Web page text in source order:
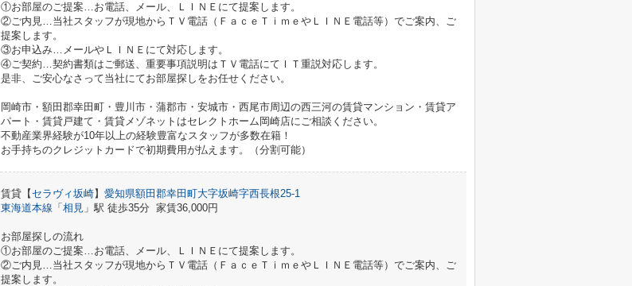
①お部屋のご提案…お電話、メール、ＬＩＮＥにて提案します。
②ご内見…当社スタッフが現地からＴＶ電話（ＦａｃｅＴｉｍｅやＬＩＮＥ電話等）でご案内、ご
提案します。
③お申込み…メールやＬＩＮＥにて対応します。
④ご契約…契約書類はご郵送、重要事項説明はＴＶ電話にてＩＴ重説対応します。
是非、ご安心なさって当社にてお部屋探しをお任せください。
岡崎市・額田郡幸田町・豊川市・蒲郡市・安城市・西尾市周辺の西三河の賃貸マンション・賃貸ア
パート・賃貸戸建て・賃貸メゾネットはセレクトホーム岡崎店にご相談ください。
不動産業界経験が10年以上の経験豊富なスタッフが多数在籍！
お手持ちのクレジットカードで初期費用が払えます。（分割可能）
賃貸【 セラヴィ坂崎】 愛知県額田郡幸田町大字坂崎字西長根25-1
東海道本線 「 相見 」駅 徒歩35分 家賃36,000円
お部屋探しの流れ
①お部屋のご提案…お電話、メール、ＬＩＮＥにて提案します。
②ご内見…当社スタッフが現地からＴＶ電話（ＦａｃｅＴｉｍｅやＬＩＮＥ電話等）でご案内、ご
提案します。